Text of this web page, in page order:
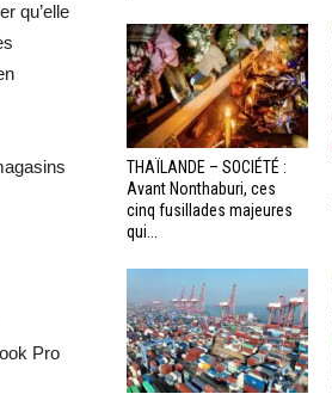
qu’elle
Pro
THAÏLANDE – SOCIÉTÉ :
Avant Nonthaburi, ces
cinq fusillades majeures
qui...